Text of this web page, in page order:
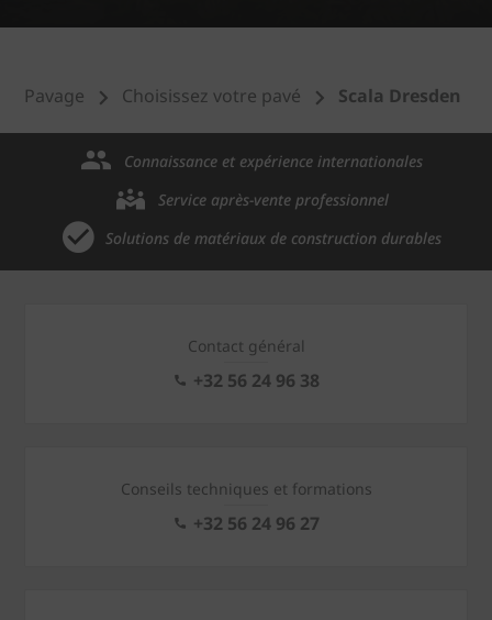
Pavage Choisissez votre pavé Scala Dresden
Connaissance et expérience internationales
Service après-vente professionnel
Solutions de matériaux de construction durables
Contact général
+32 56 24 96 38
Conseils techniques et formations
+32 56 24 96 27